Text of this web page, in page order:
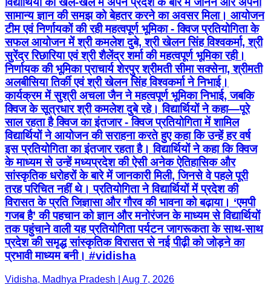
सामान्य ज्ञान की समझ को बेहतर करने का अवसर मिला। आयोजन
टीम एवं निर्णायकों की रही महत्वपूर्ण भूमिका - क्विज प्रतियोगिता के
सफल आयोजन में श्री कमलेश दुबे, श्री खेलन सिंह विश्वकर्मा, श्री
सुरेंद्र रिछारिया एवं श्री शैलेंद्र शर्मा की महत्वपूर्ण भूमिका रही।
निर्णायक की भूमिका प्राचार्य शेरपुर श्रीमती सीमा सक्सेना, श्रीमती
अलबीसिया तिर्की एवं श्री खेलन सिंह विश्वकर्मा ने निभाई।
कार्यक्रम में सुश्री अचला जैन ने महत्वपूर्ण भूमिका निभाई, जबकि
क्विज के सूत्रधार श्री कमलेश दुबे रहे। विद्यार्थियों ने कहा—पूरे
साल रहता है क्विज का इंतजार - क्विज प्रतियोगिता में शामिल
विद्यार्थियों ने आयोजन की सराहना करते हुए कहा कि उन्हें हर वर्ष
इस प्रतियोगिता का इंतजार रहता है। विद्यार्थियों ने कहा कि क्विज
के माध्यम से उन्हें मध्यप्रदेश की ऐसी अनेक ऐतिहासिक और
सांस्कृतिक धरोहरों के बारे में जानकारी मिली, जिनसे वे पहले पूरी
तरह परिचित नहीं थे। प्रतियोगिता ने विद्यार्थियों में प्रदेश की
विरासत के प्रति जिज्ञासा और गौरव की भावना को बढ़ाया। ‘एमपी
गजब है’ की पहचान को ज्ञान और मनोरंजन के माध्यम से विद्यार्थियों
तक पहुंचाने वाली यह प्रतियोगिता पर्यटन जागरूकता के साथ-साथ
प्रदेश की समृद्ध सांस्कृतिक विरासत से नई पीढ़ी को जोड़ने का
प्रभावी माध्यम बनी। #vidisha
Vidisha, Madhya Pradesh | Aug 7, 2026